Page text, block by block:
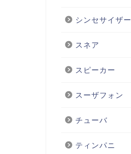
シンセサイザー
スネア
スピーカー
スーザフォン
チューバ
ティンパニ